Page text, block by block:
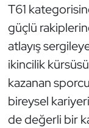
T61
güçlü
atlayış
ikincilik
kazanan
bireysel
de değerli bir
İşitme
Judo ve
Kano ve
Karate